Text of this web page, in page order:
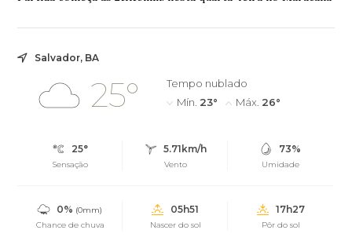
Salvador, BA
25°
Tempo nublado
Mín. 23° Máx. 26°
25°
Sensação
5.71km/h
Vento
73%
Umidade
0% (0mm)
Chance de chuva
05h51
Nascer do sol
17h27
Pôr do sol